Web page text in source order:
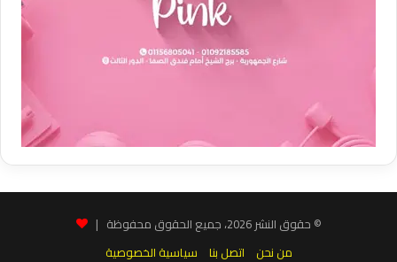
© حقوق النشر 2026، جميع الحقوق محفوظة |
من نحن
اتصل بنا سياسية الخصوصية